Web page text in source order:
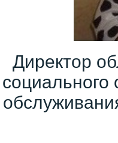
Директор
социального